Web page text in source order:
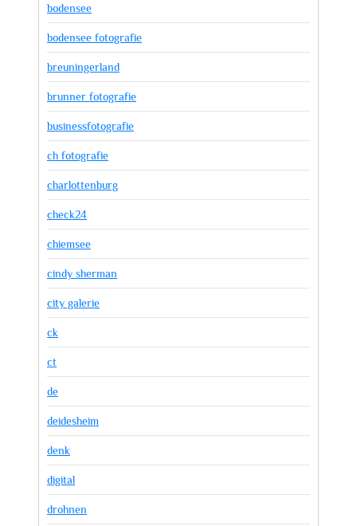
bodensee
bodensee fotografie
breuningerland
brunner fotografie
businessfotografie
ch fotografie
charlottenburg
check24
chiemsee
cindy sherman
city galerie
ck
ct
de
deidesheim
denk
digital
drohnen